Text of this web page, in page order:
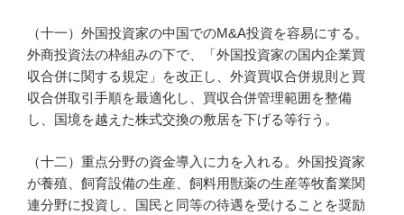
（十一）外国投資家の中国でのM&A投資を容易にする。
外商投資法の枠組みの下で、「外国投資家の国内企業買
収合併に関する規定」を改正し、外資買収合併規則と買
収合併取引手順を最適化し、買収合併管理範囲を整備
し、国境を越えた株式交換の敷居を下げる等行う。
（十二）重点分野の資金導入に力を入れる。外国投資家
が養殖、飼育設備の生産、飼料用獣薬の生産等牧畜業関
連分野に投資し、国民と同等の待遇を受けることを奨励